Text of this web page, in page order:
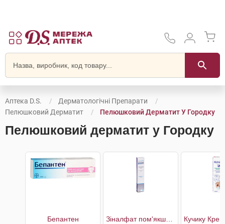
Аптека D.S.
Дерматологічні Препарати
Пелюшковий Дерматит
Пелюшковий Дерматит У Городку
Пелюшковий дерматит у Городку
Бепантен